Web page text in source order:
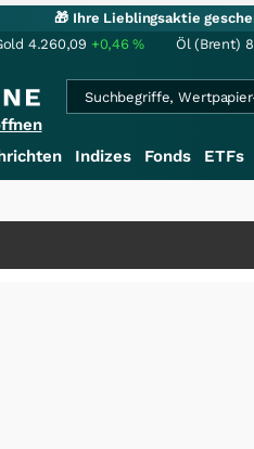
🎁 Ihre Lieblingsaktie
4.260,09 +0,46% Öl (Brent)
Indizes Fonds ETFs